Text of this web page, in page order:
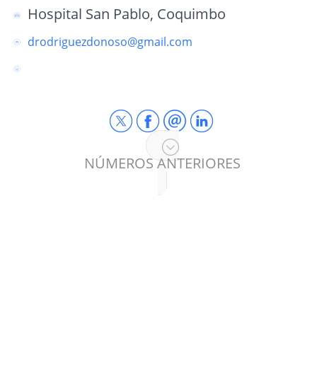
Hospital San Pablo, Coquimbo
drodriguezdonoso@gmail.com
NÚMEROS ANTERIORES